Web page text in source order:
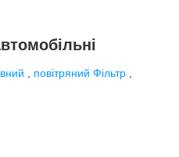
повітряний Фільтр